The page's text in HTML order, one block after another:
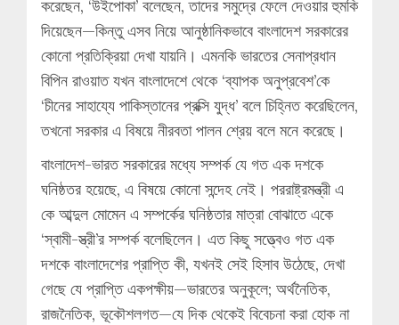
করেছেন, ‘উইপোকা’ বলেছেন, তাদের সমুদ্রে ফেলে দেওয়ার হুমকি
দিয়েছেন—কিন্তু এসব নিয়ে আনুষ্ঠানিকভাবে বাংলাদেশ সরকারের
কোনো প্রতিক্রিয়া দেখা যায়নি। এমনকি ভারতের সেনাপ্রধান
বিপিন রাওয়াত যখন বাংলাদেশে থেকে ‘ব্যাপক অনুপ্রবেশ’কে
‘চীনের সাহায্যে পাকিস্তানের প্রক্সি যুদ্ধ’ বলে চিহ্নিত করেছিলেন,
তখনো সরকার এ বিষয়ে নীরবতা পালন শ্রেয় বলে মনে করেছে।
বাংলাদেশ-ভারত সরকারের মধ্যে সম্পর্ক যে গত এক দশকে
ঘনিষ্ঠতর হয়েছে, এ বিষয়ে কোনো সন্দেহ নেই। পররাষ্ট্রমন্ত্রী এ
কে আব্দুল মোমেন এ সম্পর্কের ঘনিষ্ঠতার মাত্রা বোঝাতে একে
‘স্বামী-স্ত্রী’র সম্পর্ক বলেছিলেন। এত কিছু সত্ত্বেও গত এক
দশকে বাংলাদেশের প্রাপ্তি কী, যখনই সেই হিসাব উঠেছে, দেখা
গেছে যে প্রাপ্তি একপক্ষীয়—ভারতের অনুকূলে; অর্থনৈতিক,
রাজনৈতিক, ভূকৌশলগত—যে দিক থেকেই বিবেচনা করা হোক না